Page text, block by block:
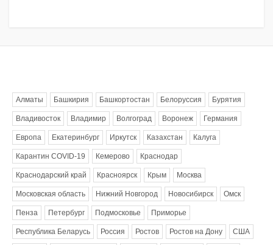
Алматы Башкирия Башкортостан Белоруссия Бурятия
Владивосток Владимир Волгоград Воронеж Германия
Европа Екатеринбург Иркутск Казахстан Калуга
Карантин COVID-19 Кемерово Краснодар
Краснодарский край Красноярск Крым Москва
Московская область Нижний Новгород Новосибирск Омск
Пенза Петербург Подмосковье Приморье
Республика Беларусь Россия Ростов Ростов на Дону США